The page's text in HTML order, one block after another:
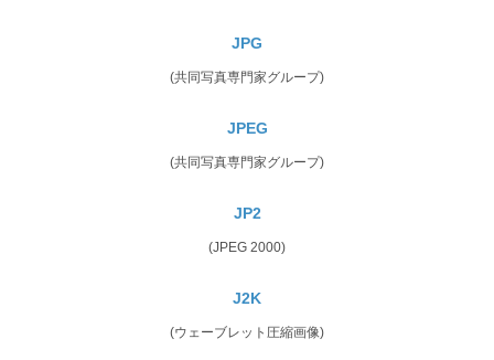
JPG
(共同写真専門家グループ)
JPEG
(共同写真専門家グループ)
JP2
(JPEG 2000)
J2K
(ウェーブレット圧縮画像)